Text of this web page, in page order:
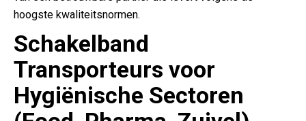
hoogste kwaliteitsnormen.
Schakelband
Transporteurs voor
Hygiënische Sectoren